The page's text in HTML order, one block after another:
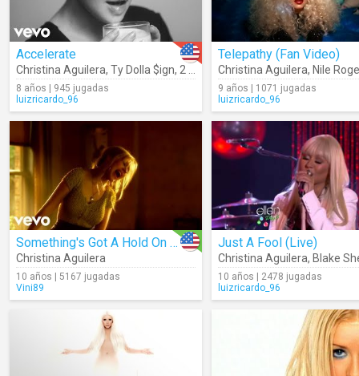
Accelerate
Christina Aguilera, Ty Dolla $ign, 2 Chainz
8 años | 945 jugadas
luizricardo_96
Telepathy (Fan Video)
Christina Aguilera, Nile
9 años | 1071 jugadas
luizricardo_96
Something's Got A Hold On Me (Burlesque)
Christina Aguilera
10 años | 5167 jugadas
Vini89
Just A Fool (Live)
Christina Aguilera, Blake
10 años | 2478 jugadas
luizricardo_96